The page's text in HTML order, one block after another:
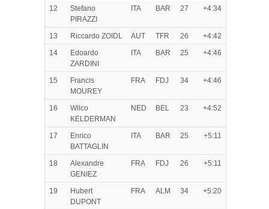
12
Stefano
PIRAZZI
ITA BAR 27 +4:34
13 Riccardo ZOIDL AUT TFR 26
+4:42
14
Edoardo
ZARDINI
ITA BAR 25 +4:46
15
Francis
MOUREY
FRA FDJ 34 +4:46
16
Wilco
KELDERMAN
NED BEL 23 +4:52
17
Enrico
BATTAGLIN
ITA BAR 25 +5:11
18
Alexandre
GENIEZ
FRA FDJ 26 +5:11
19
Hubert
DUPONT
FRA ALM 34 +5:20